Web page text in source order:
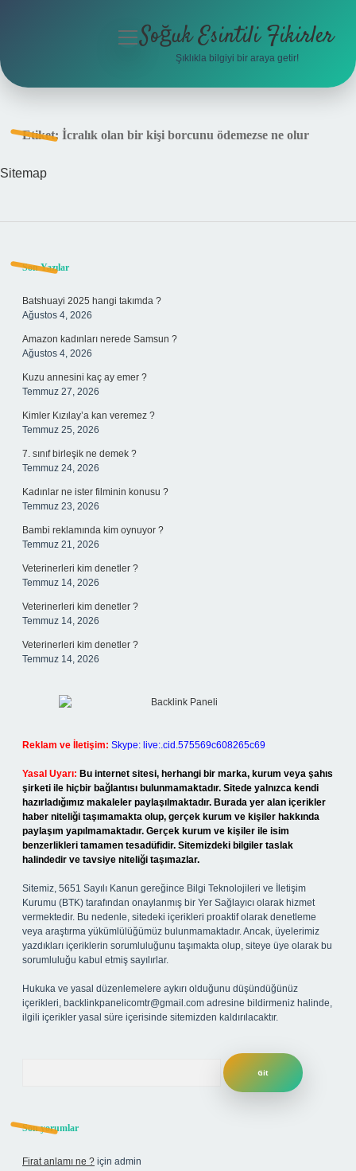
menüyü
Soğuk Esintili Fikirler
Şıklıkla bilgiyi bir araya getir!
Etiket: İcralık olan bir kişi borcunu ödemezse ne olur
Sitemap
Sidebar
Son Yazılar
Batshuayi 2025 hangi takımda ?
Ağustos 4, 2026
Amazon kadınları nerede Samsun ?
Ağustos 4, 2026
Kuzu annesini kaç ay emer ?
Temmuz 27, 2026
Kimler Kızılay’a kan veremez ?
Temmuz 25, 2026
7. sınıf birleşik ne demek ?
Temmuz 24, 2026
Kadınlar ne ister filminin konusu ?
Temmuz 23, 2026
Bambi reklamında kim oynuyor ?
Temmuz 21, 2026
Veterinerleri kim denetler ?
Temmuz 14, 2026
Veterinerleri kim denetler ?
Temmuz 14, 2026
Veterinerleri kim denetler ?
Temmuz 14, 2026
Reklam ve İletişim: Skype: live:.cid.575569c608265c69
Yasal Uyarı: Bu internet sitesi, herhangi bir marka, kurum veya şahıs
şirketi ile hiçbir bağlantısı bulunmamaktadır. Sitede yalnızca kendi
hazırladığımız makaleler paylaşılmaktadır. Burada yer alan içerikler
haber niteliği taşımamakta olup, gerçek kurum ve kişiler hakkında
paylaşım yapılmamaktadır. Gerçek kurum ve kişiler ile isim
benzerlikleri tamamen tesadüfidir. Sitemizdeki bilgiler taslak
halindedir ve tavsiye niteliği taşımazlar.
Sitemiz, 5651 Sayılı Kanun gereğince Bilgi Teknolojileri ve İletişim
Kurumu (BTK) tarafından onaylanmış bir Yer Sağlayıcı olarak hizmet
vermektedir. Bu nedenle, sitedeki içerikleri proaktif olarak denetleme
veya araştırma yükümlülüğümüz bulunmamaktadır. Ancak, üyelerimiz
yazdıkları içeriklerin sorumluluğunu taşımakta olup, siteye üye olarak bu
sorumluluğu kabul etmiş sayılırlar.
Hukuka ve yasal düzenlemelere aykırı olduğunu düşündüğünüz
içerikleri, backlinkpanelicomtr@gmail.com adresine bildirmeniz halinde,
ilgili içerikler yasal süre içerisinde sitemizden kaldırılacaktır.
Son yorumlar
Firat anlamı ne ? için admin